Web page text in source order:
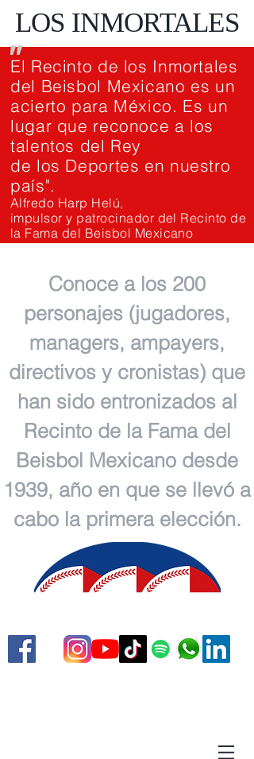
LOS INMORTALES
El Recinto de los Inmortales
del Beisbol Mexicano es un
acierto para México. Es un
lugar que reconoce a los
talentos del Rey
de los Deportes en nuestro
país".
Alfredo Harp Helú,
impulsor y patrocinador del Recinto de
la Fama del Beisbol Mexicano
"
Conoce a los 200
personajes (jugadores,
managers, ampayers,
directivos y cronistas) que
han sido entronizados al
Recinto de la Fama del
Beisbol Mexicano desde
1939, año en que se llevó a
cabo la primera elección.